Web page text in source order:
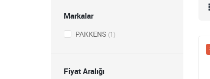
Markalar
PAKKENS (1)
Fiyat Aralığı